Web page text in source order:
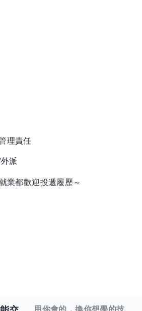
理責任
派
業都歡迎投遞履歷～
用你會的，換你想學的技